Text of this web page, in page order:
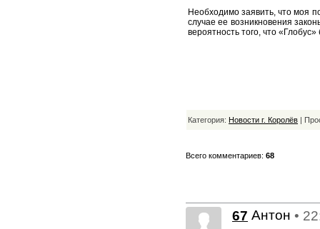
Необходимо заявить, что моя
случае ее возникновения
вероятность того, что
Категория: Новости г. Королёв |
Всего комментариев: 68
67 Антон •